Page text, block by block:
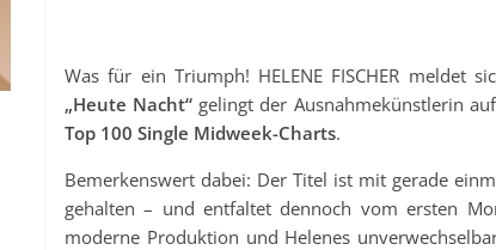
Was für ein Triumph! HELENE FISCHER meldet
„Heute Nacht“ gelingt der Ausnahmekünstlerin
Top 100 Single Midweek-Charts.
Bemerkenswert dabei: Der Titel ist mit gerade
gehalten – und entfaltet dennoch vom ersten
moderne Produktion und Helenes